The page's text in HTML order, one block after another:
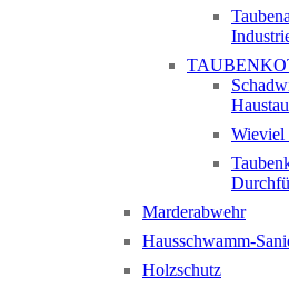
Wieviel
Marderabwehr
Hausschwamm-
Holzschutz